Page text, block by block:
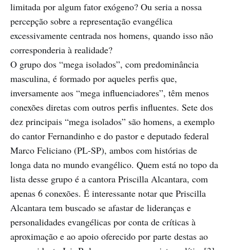
limitada por algum fator exógeno? Ou seria a nossa
percepção sobre a representação evangélica
excessivamente centrada nos homens, quando isso não
corresponderia à realidade?
O grupo dos “mega isolados”, com predominância
masculina, é formado por aqueles perfis que,
inversamente aos “mega influenciadores”, têm menos
conexões diretas com outros perfis influentes. Sete dos
dez principais “mega isolados” são homens, a exemplo
do cantor Fernandinho e do pastor e deputado federal
Marco Feliciano (PL-SP), ambos com histórias de
longa data no mundo evangélico. Quem está no topo da
lista desse grupo é a cantora Priscilla Alcantara, com
apenas 6 conexões. É interessante notar que Priscilla
Alcantara tem buscado se afastar de lideranças e
personalidades evangélicas por conta de críticas à
aproximação e ao apoio oferecido por parte destas ao